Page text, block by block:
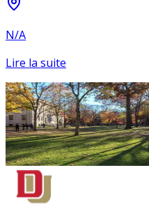
N/A
Lire la suite